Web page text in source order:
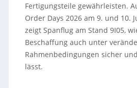
Fertigungsteile gewährleisten.
Order Days 2026 am 9. und 10.
zeigt Spanflug am Stand 9I05,
Beschaffung auch unter
Rahmenbedingungen sicher
lässt.